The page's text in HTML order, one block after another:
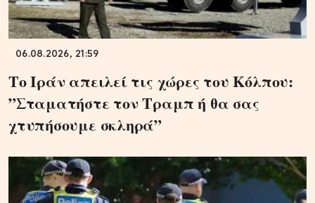
06.08.2026, 21:59
Το Ιράν απειλεί τις χώρες του Κόλπου:
”Σταματήστε τον Τραμπ ή θα σας
χτυπήσουμε σκληρά”